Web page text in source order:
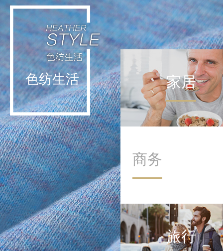
补给。这种理念让运动回归
生活本身，在细微处滋养身
心。
色纺生活 家居
商务
旅行